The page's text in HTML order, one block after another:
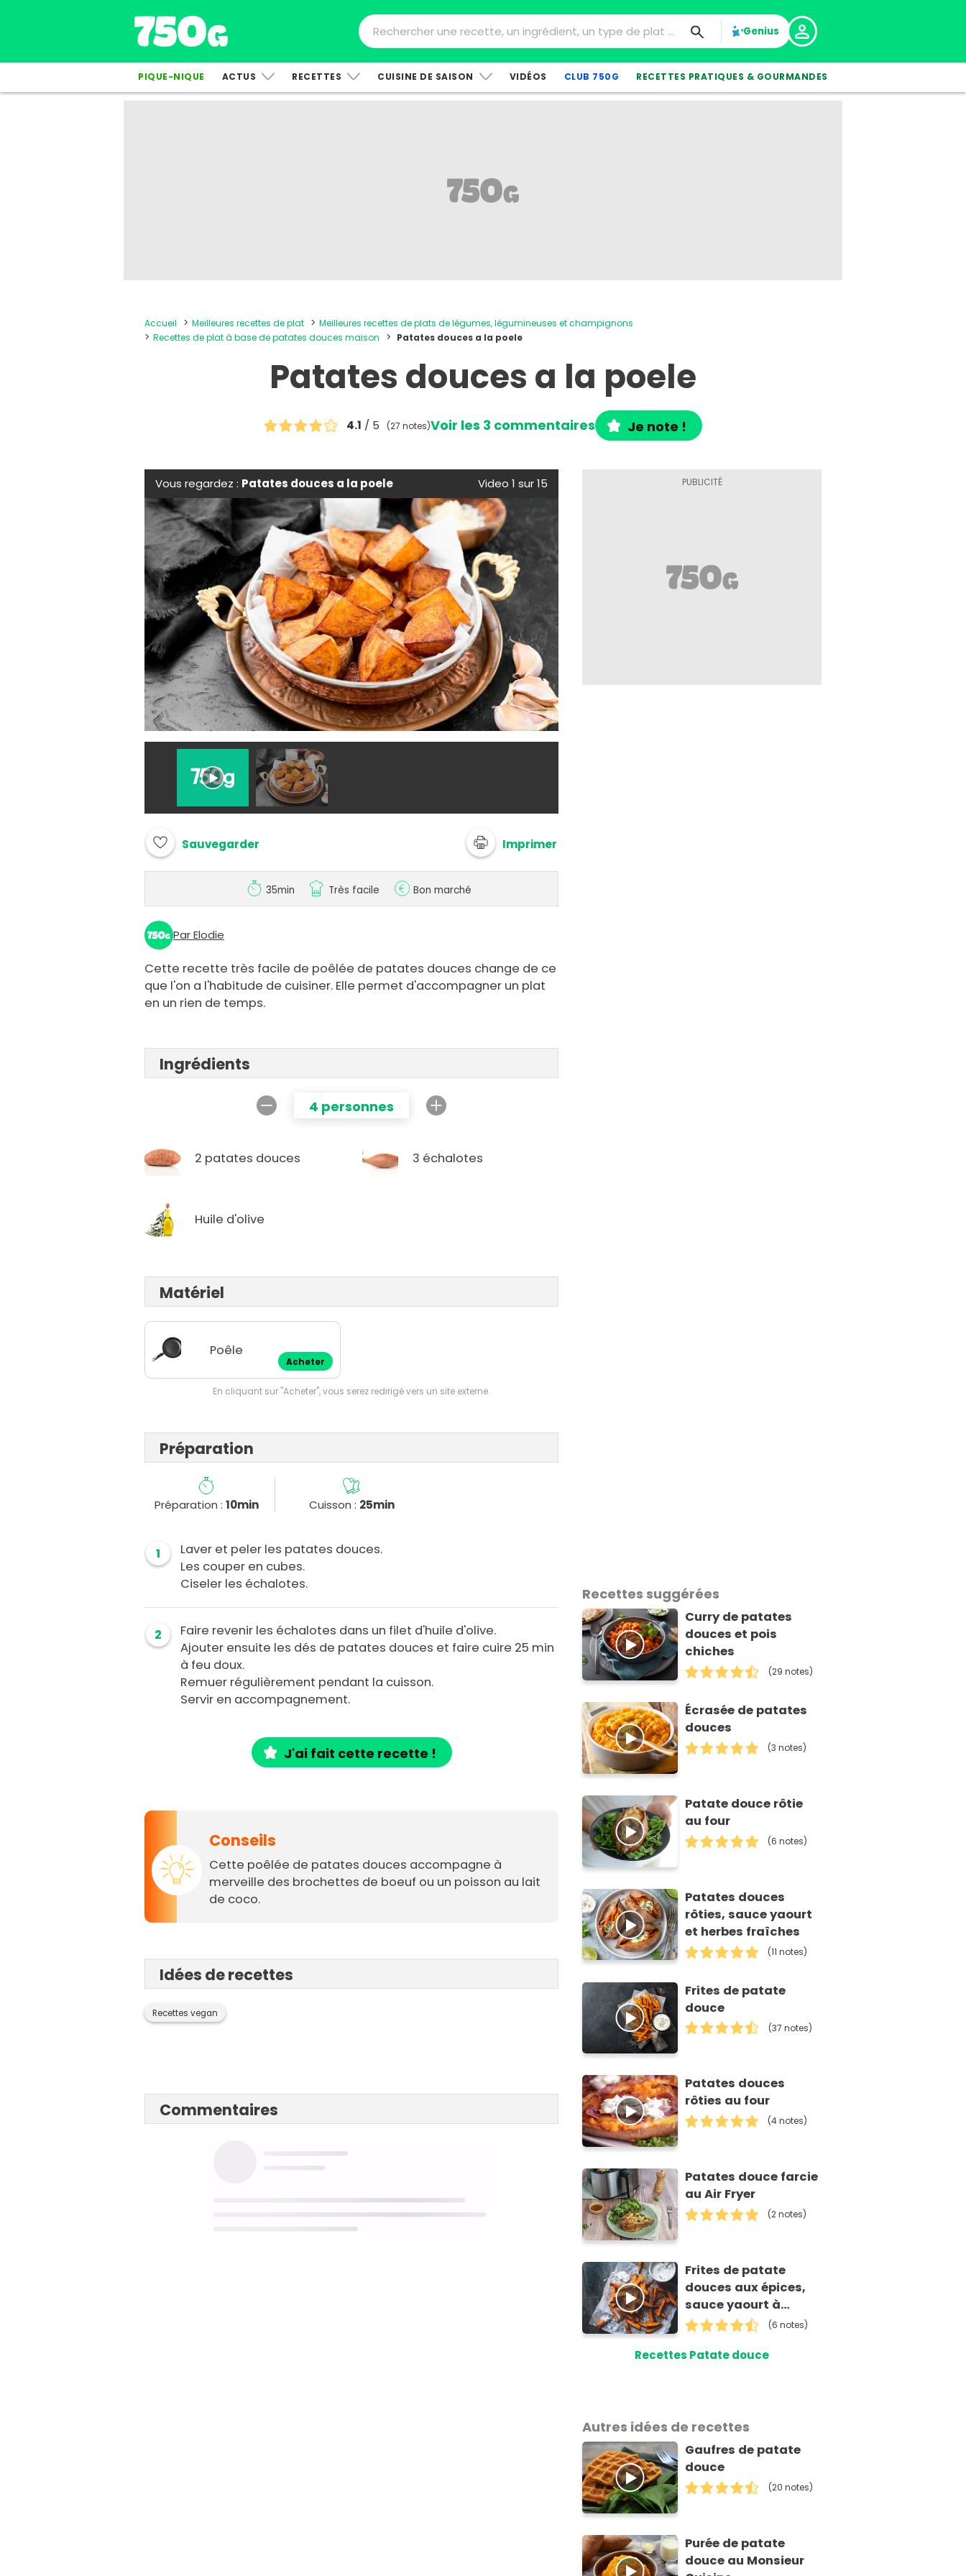
Genius
PIQUE-NIQUE ACTUS RECETTES CUISINE DE SAISON VIDÉOS CLUB 750G RECETTES PRATIQUES & GOURMANDES
Accueil Meilleures recettes de plat
Meilleures recettes de plats de légumes, légumineuses et champignons
Recettes de plat à base de patates douces maison
Patates douces a la poele
Patates douces a la poele
4.1 / 5 (27 notes)Voir les 3 commentaires Je note !
Vous regardez : Patates douces a la poele Video 1 sur 15
Sauvegarder Imprimer
35min Très facile Bon marché
Par Elodie
Cette recette très facile de poêlée de patates douces change de ce
que l'on a l'habitude de cuisiner. Elle permet d'accompagner un plat
en un rien de temps.
Ingrédients
4 personnes
2 patates douces 3 échalotes
Huile d'olive
Matériel
Poêle
Acheter
En cliquant sur "Acheter", vous serez redirigé vers un site externe.
Préparation
Préparation : 10min Cuisson : 25min
1
Laver et peler les patates douces.
Les couper en cubes.
Ciseler les échalotes.
2
Faire revenir les échalotes dans un filet d'huile d'olive.
Ajouter ensuite les dés de patates douces et faire cuire 25 min
à feu doux.
Remuer régulièrement pendant la cuisson.
Servir en accompagnement.
J'ai fait cette recette !
Conseils
Cette poêlée de patates douces accompagne à
merveille des brochettes de boeuf ou un poisson au lait
de coco.
Idées de recettes
Recettes vegan
Commentaires
Recettes suggérées
Curry de patates
douces et pois
chiches
(29 notes)
Écrasée de patates
douces
(3 notes)
Patate douce rôtie
au four
(6 notes)
Patates douces
rôties, sauce yaourt
et herbes fraîches
(11 notes)
Frites de patate
douce
(37 notes)
Patates douces
rôties au four
(4 notes)
Patates douce farcie
au Air Fryer
(2 notes)
Frites de patate
douces aux épices,
sauce yaourt à
l’aneth
(6 notes)
Recettes Patate douce
Autres idées de recettes
Gaufres de patate
douce
(20 notes)
Purée de patate
douce au Monsieur